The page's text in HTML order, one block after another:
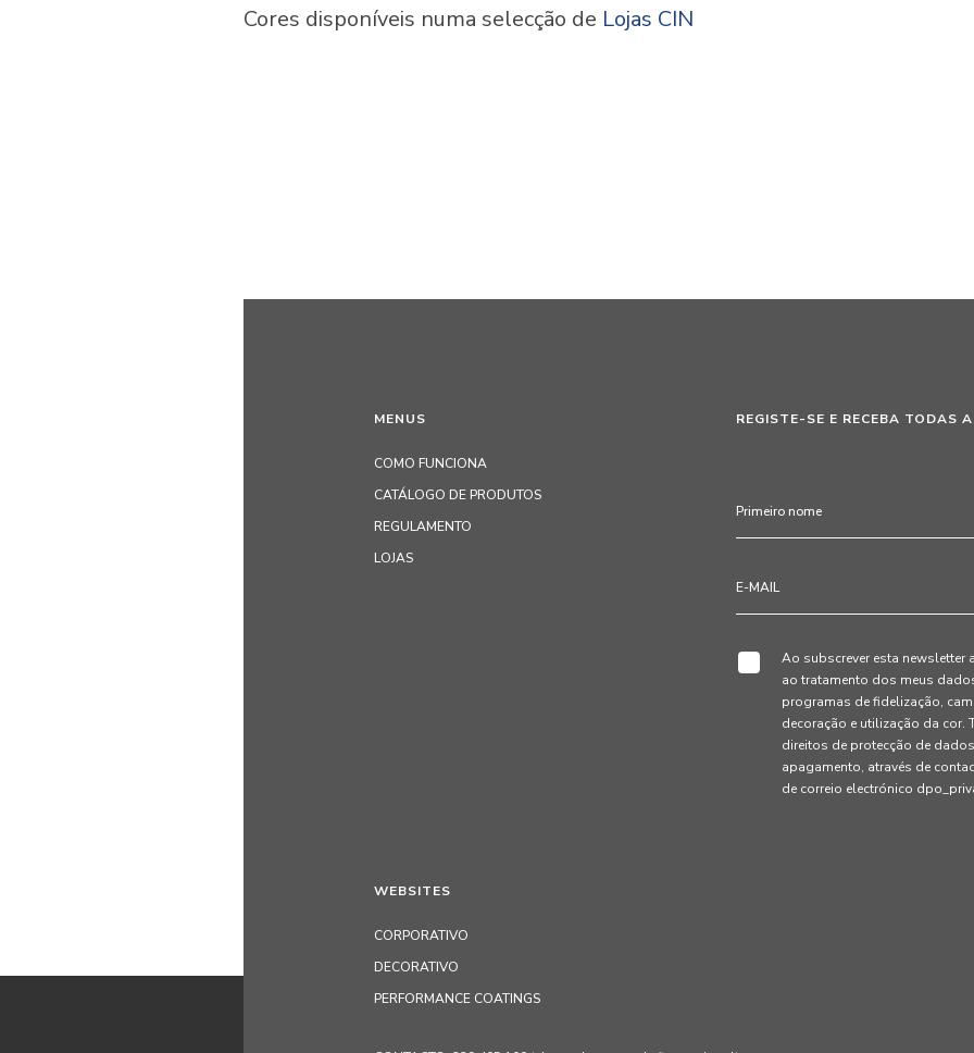
Cores disponíveis numa selecção de Lojas CIN
MENUS
COMO FUNCIONA
CATÁLOGO DE PRODUTOS
REGULAMENTO
LOJAS
REGISTE-SE E RECEBA TODAS
Ao subscrever esta newsletter
ao tratamento dos meus
programas de fidelização,
decoração e utilização da cor.
direitos de protecção de
apagamento, através de
de correio electrónico
WEBSITES
CORPORATIVO
DECORATIVO
PERFORMANCE COATINGS